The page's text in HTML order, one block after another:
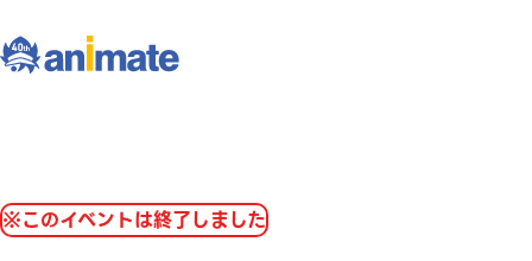
※このイベントは終了しました